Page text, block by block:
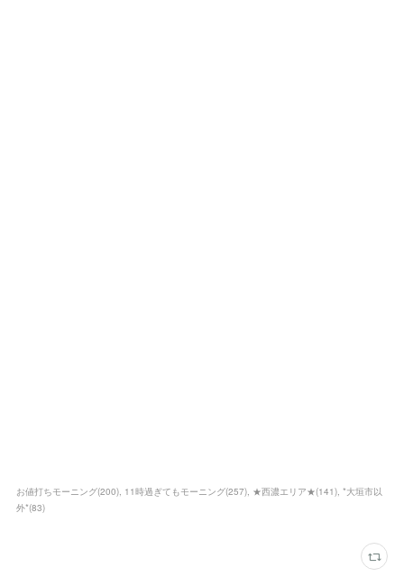
お値打ちモーニング(200) 11時過ぎてもモーニング(257) ★西濃エリア★(141) *大垣市以
外*(83)